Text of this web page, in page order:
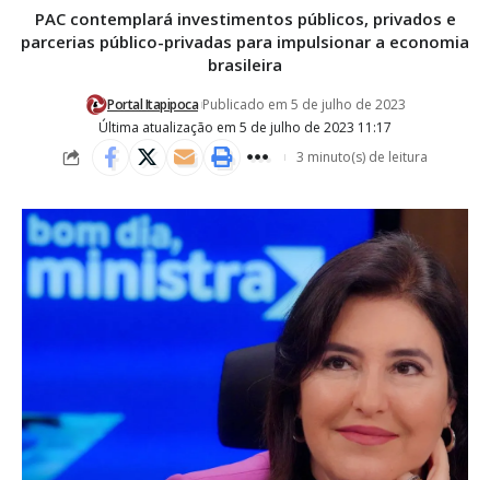
PAC contemplará investimentos públicos, privados e
parcerias público-privadas para impulsionar a economia
brasileira
Última atualização em 5 de julho de 2023 11:17
Portal Itapipoca Publicado em 5 de julho de 2023
3 minuto(s) de leitura